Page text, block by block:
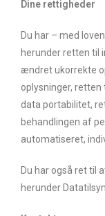
Dine rettigheder
Du har – med
herunder retten til
ændret ukorrekte
oplysninger,
data portabilitet,
behandlingen af
automatiseret,
Du har også ret til
herunder